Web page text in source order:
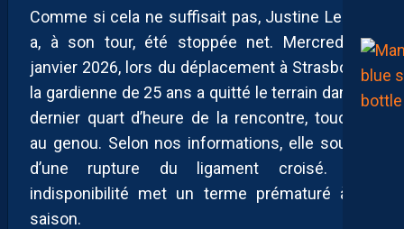
Comme si cela ne suffisait pas, Justine Lerond
a, à son tour, été stoppée net. Mercredi 14
janvier 2026, lors du déplacement à Strasbourg,
la gardienne de 25 ans a quitté le terrain dans le
dernier quart d’heure de la rencontre, touchée
au genou. Selon nos informations, elle souffre
d’une rupture du ligament croisé. Son
indisponibilité met un terme prématuré à sa
saison.